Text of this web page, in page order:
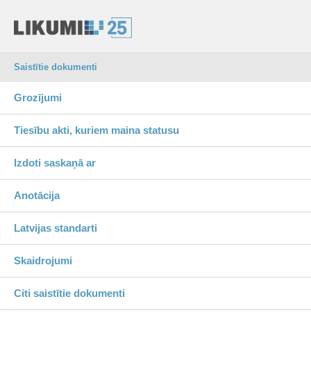
Saistītie dokumenti
Grozījumi
Tiesību akti, kuriem maina statusu
Izdoti saskaņā ar
Anotācija
Latvijas standarti
Skaidrojumi
Citi saistītie dokumenti